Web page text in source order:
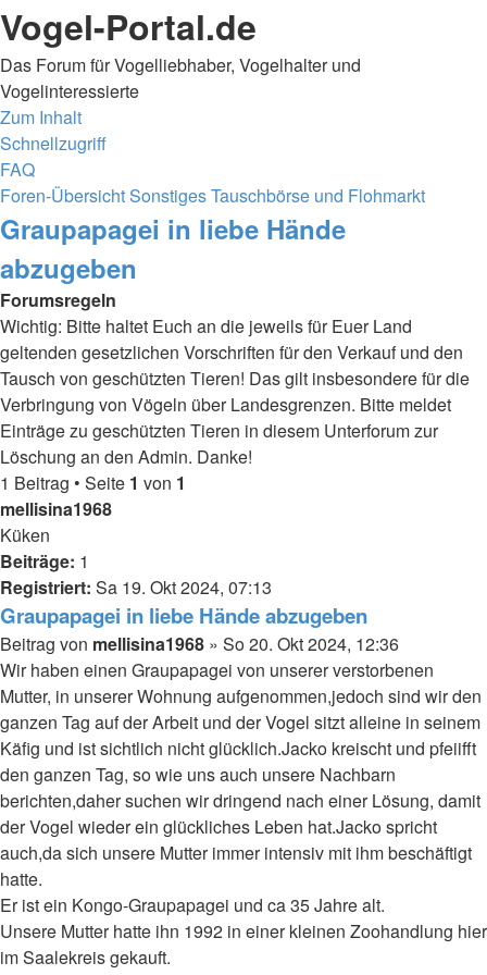
Vogel-Portal.de
Das Forum für Vogelliebhaber, Vogelhalter und
Vogelinteressierte
Zum Inhalt
Schnellzugriff
FAQ
Foren-ÜbersichtSonstigesTauschbörse und Flohmarkt
Graupapagei in liebe Hände
abzugeben
Forumsregeln
Wichtig: Bitte haltet Euch an die jeweils für Euer Land
geltenden gesetzlichen Vorschriften für den Verkauf und den
Tausch von geschützten Tieren! Das gilt insbesondere für die
Verbringung von Vögeln über Landesgrenzen. Bitte meldet
Einträge zu geschützten Tieren in diesem Unterforum zur
Löschung an den Admin. Danke!
1 Beitrag • Seite 1 von 1
mellisina1968
Küken
Beiträge: 1
Registriert: Sa 19. Okt 2024, 07:13
Graupapagei in liebe Hände abzugeben
Beitrag von mellisina1968 » So 20. Okt 2024, 12:36
Wir haben einen Graupapagei von unserer verstorbenen
Mutter, in unserer Wohnung aufgenommen,jedoch sind wir den
ganzen Tag auf der Arbeit und der Vogel sitzt alleine in seinem
Käfig und ist sichtlich nicht glücklich.Jacko kreischt und pfeiifft
den ganzen Tag, so wie uns auch unsere Nachbarn
berichten,daher suchen wir dringend nach einer Lösung, damit
der Vogel wieder ein glückliches Leben hat.Jacko spricht
auch,da sich unsere Mutter immer intensiv mit ihm beschäftigt
hatte.
Er ist ein Kongo-Graupapagei und ca 35 Jahre alt.
Unsere Mutter hatte ihn 1992 in einer kleinen Zoohandlung hier
im Saalekreis gekauft.